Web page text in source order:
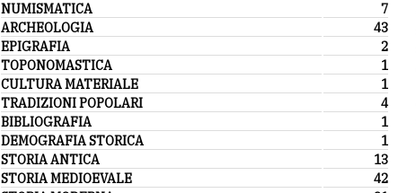
NUMISMATICA
7
ARCHEOLOGIA
43
EPIGRAFIA
2
TOPONOMASTICA
1
CULTURA MATERIALE
1
TRADIZIONI POPOLARI
4
BIBLIOGRAFIA
1
DEMOGRAFIA STORICA
1
STORIA ANTICA
13
STORIA MEDIOEVALE
42